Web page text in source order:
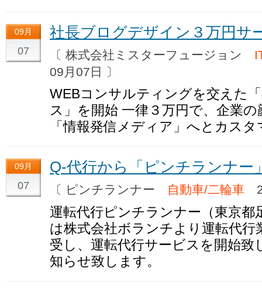
09月
07
社長ブログデザイン３万円サ
〔 株式会社ミスターフュージョン
09月07日 〕
WEBコンサルティングを交えた
ス」を開始 一律３万円で、企業
「情報発信メディア」へとカスタ
09月
07
Q-代行から「ピンチランナー
〔 ピンチランナー 自動車/二輪車
運転代行ピンチランナー（東京
は株式会社ボランチより運転代行
受し、運転代行サービスを開始
知らせ致します。